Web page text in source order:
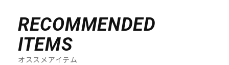
RECOMMENDED
ITEMS
オススメアイテム